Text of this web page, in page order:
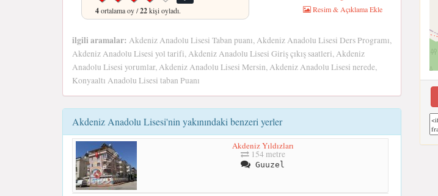
4ortalama oy /22kişi oyladı.
Resim & Açıklama Ekle
ilgili aramalar: Akdeniz Anadolu Lisesi Taban puanı, Akdeniz Anadolu Lisesi Ders Programı,
Akdeniz Anadolu Lisesi yol tarifi, Akdeniz Anadolu Lisesi Giriş çıkış saatleri, Akdeniz
Anadolu Lisesi yorumlar, Akdeniz Anadolu Lisesi Mersin, Akdeniz Anadolu Lisesi nerede,
Konyaaltı Anadolu Lisesi taban Puanı
Akdeniz Anadolu Lisesi'nin yakınındaki benzeri yerler
Akdeniz Yıldızları
154 metre
Guuzel